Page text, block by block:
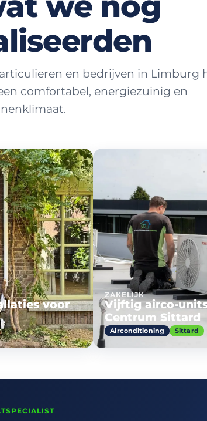
en bedrijven in Limburg
comfortabel, energiezuinig en
voor
ZAKELIJK
Vijftig airco-
Centrum Sittard
Airconditioning Sittard